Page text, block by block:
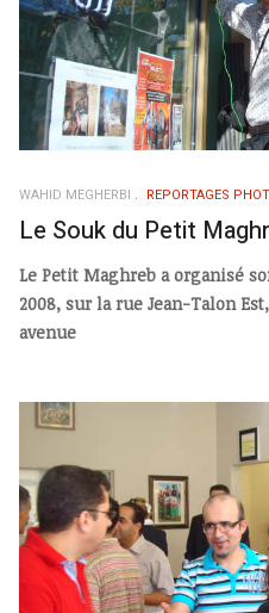
WAHID MEGHERBI REPORTAGES
Le Souk du Petit
Le Petit Maghreb a organisé
2008, sur la rue Jean-Talon
avenue